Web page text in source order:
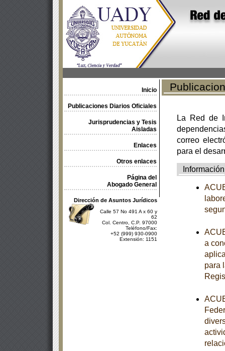
Inicio
Publicaciones Diarios Oficiales
Jurisprudencias y Tesis
Aisladas
Enlaces
Otros enlaces
Página del
Abogado General
Dirección de Asuntos Jurídicos
Calle 57 No 491 A x 60 y
62
Col. Centro, C.P. 97000
Teléfono/Fax:
+52 (999) 930-0900
Extensión: 1151
La Red de
correo
para el
Información
a
para